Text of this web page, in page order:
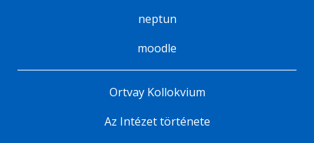
neptun
moodle
Ortvay Kollokvium
Az Intézet története